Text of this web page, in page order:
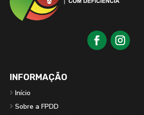
INFORMAÇÃO
Início
Sobre a FPDD